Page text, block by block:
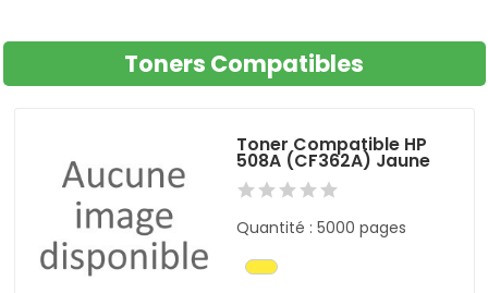
Toners Compatibles
Toner Compatible HP
508A (CF362A) Jaune
Quantité : 5000 pages